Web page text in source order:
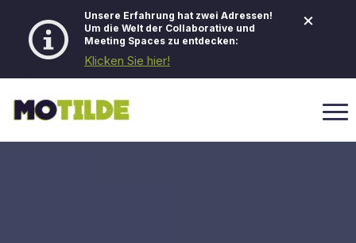
Unsere Erfahrung hat zwei Adressen!
Um die Welt der Collaborative und
Meeting Spaces zu entdecken:
Klicken Sie hier!
×